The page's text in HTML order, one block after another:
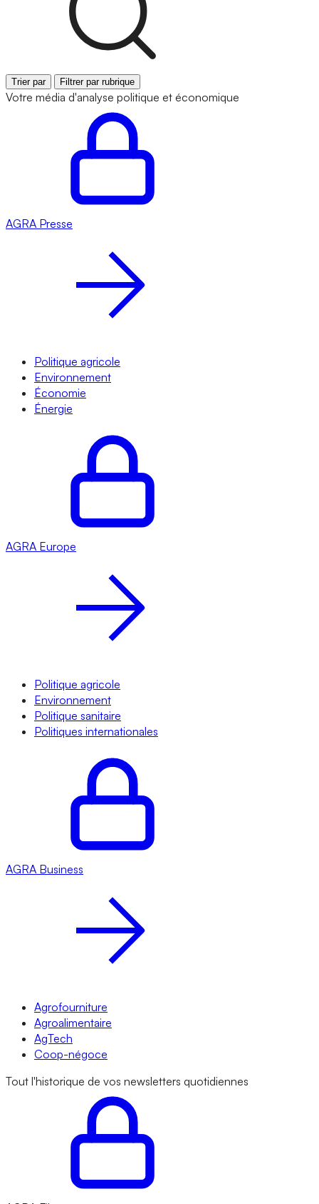
Trier par Filtrer par rubrique
Votre média d'analyse politique et économique
AGRA Presse
Politique agricole
Environnement
Économie
Énergie
AGRA Europe
Politique agricole
Environnement
Politique sanitaire
Politiques internationales
AGRA Business
Agrofourniture
Agroalimentaire
AgTech
Coop-négoce
Tout l'historique de vos newsletters quotidiennes